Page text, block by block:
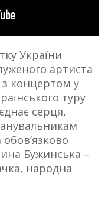
України
артиста
концертом у
туру
серця,
Бужинська –
народна